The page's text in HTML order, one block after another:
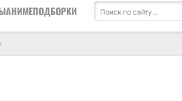
АНИМЕПОДБОРКИ